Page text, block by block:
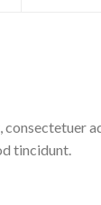
tincidunt.